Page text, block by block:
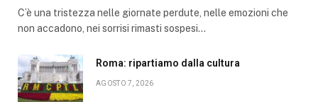
C’è una tristezza nelle giornate perdute, nelle emozioni che
non accadono, nei sorrisi rimasti sospesi…
Roma: ripartiamo dalla cultura
AGOSTO 7, 2026